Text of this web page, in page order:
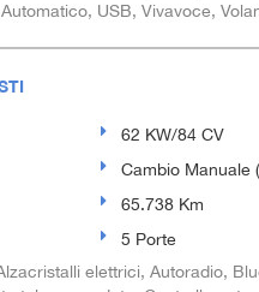
USB, Vivavoce,
62 KW/84 CV
Cambio Manuale
65.738 Km
5 Porte
elettrici, Autoradio,